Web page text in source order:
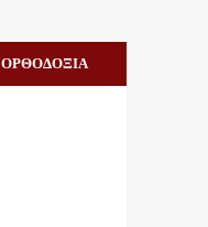
ΟΡΘΟΔΟΞΙΑ